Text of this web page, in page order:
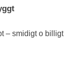
– smidigt o billigt